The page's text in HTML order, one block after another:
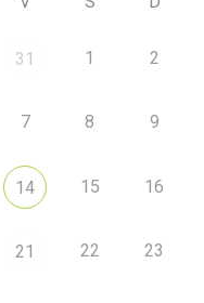
31 1 2
7 8 9
14 15 16
21 22 23